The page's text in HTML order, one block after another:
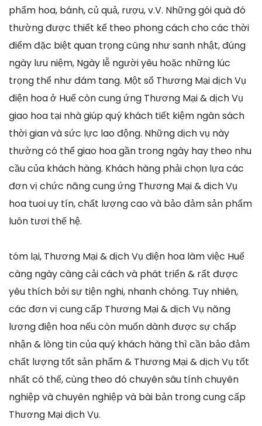
phẩm hoa, bánh, củ quả, rượu, v.V. Những gói quà đó
thường được thiết kế theo phong cách cho các thời
điểm đặc biệt quan trọng cũng như sanh nhật, đúng
ngày lưu niệm, Ngày lễ người yêu hoặc những lúc
trọng thể như đám tang. Một số Thương Mại dịch Vụ
điện hoa ở Huế còn cung ứng Thương Mại & dịch Vụ
giao hoa tại nhà giúp quý khách tiết kiệm ngân sách
thời gian và sức lực lao động. Những dịch vụ này
thường có thể giao hoa gần trong ngày hay theo nhu
cầu của khách hàng. Khách hàng phải chọn lựa các
đơn vị chức năng cung ứng Thương Mại & dịch Vụ
hoa tuoi uy tín, chất lượng cao và bảo đảm sản phẩm
luôn tươi thế hệ.
tóm lại, Thương Mại & dịch Vụ điện hoa làm việc Huế
càng ngày càng cải cách và phát triển & rất được
yêu thích bởi sự tiện nghi, nhanh chóng. Tuy nhiên,
các đơn vị cung cấp Thương Mại & dịch Vụ năng
lượng điện hoa nếu còn muốn dành được sự chấp
nhận & lòng tin của quý khách hàng thì cần bảo đảm
chất lượng tốt sản phẩm & Thương Mại & dịch Vụ tốt
nhất có thể, cùng theo đó chuyên sâu tính chuyên
nghiệp và chuyên nghiệp và bài bản trong cung cấp
Thương Mại dịch Vụ.